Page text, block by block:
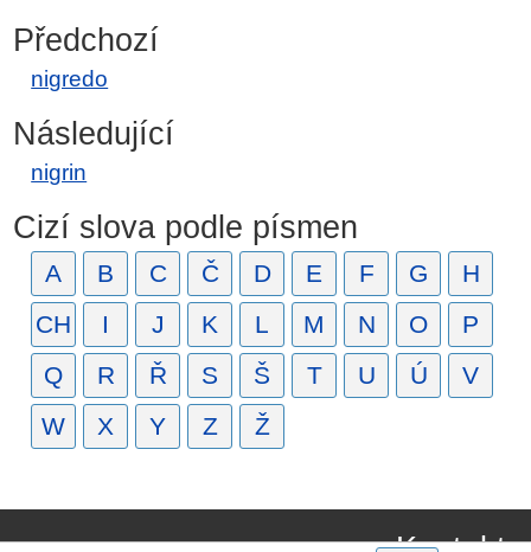
Předchozí
nigredo
Následující
nigrin
Cizí slova podle písmen
A B C Č D E F G
H
CH
I J K L M N O
P
Q
R Ř S Š T U Ú
V
W
X Y Z Ž